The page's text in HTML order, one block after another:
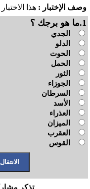
وصف الإختبار :هذا
1.ما هو برجك ؟
الجدي
الدلو
الحوت
الحمل
الثور
الجوزاء
السرطان
الأسد
العذراء
الميزان
العقرب
القوس
تذكر